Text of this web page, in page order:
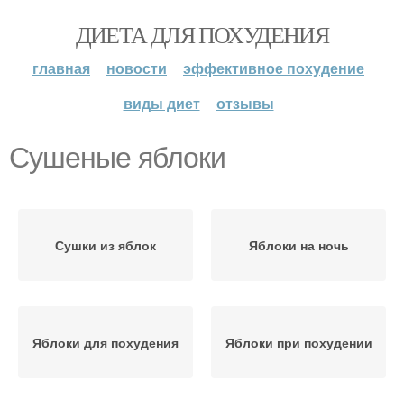
ДИЕТА ДЛЯ ПОХУДЕНИЯ
главная новости
эффективное похудение
виды диет
отзывы
Сушеные яблоки
Сушки из яблок Яблоки на ночь
Яблоки для похудения Яблоки при похудении